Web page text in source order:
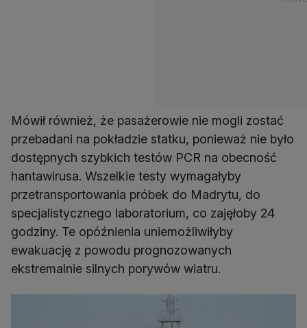
Mówił również, że pasażerowie nie mogli zostać
przebadani na pokładzie statku, ponieważ nie było
dostępnych szybkich testów PCR na obecność
hantawirusa. Wszelkie testy wymagałyby
przetransportowania próbek do Madrytu, do
specjalistycznego laboratorium, co zajęłoby 24
godziny. Te opóźnienia uniemożliwiłyby
ewakuację z powodu prognozowanych
ekstremalnie silnych porywów wiatru.